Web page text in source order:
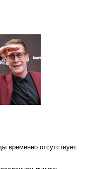
временно отсутствует.